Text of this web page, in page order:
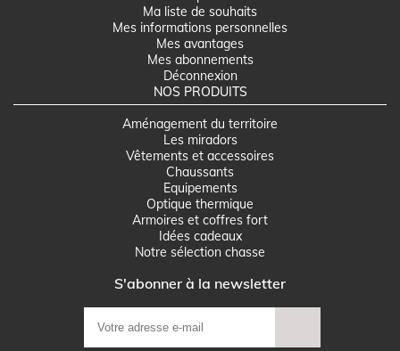
Ma liste de souhaits
Mes informations personnelles
Mes avantages
Mes abonnements
Déconnexion
NOS PRODUITS
Aménagement du territoire
Les miradors
Vêtements et accessoires
Chaussants
Equipements
Optique thermique
Armoires et coffres fort
Idées cadeaux
Notre sélection chasse
S'abonner à la newsletter